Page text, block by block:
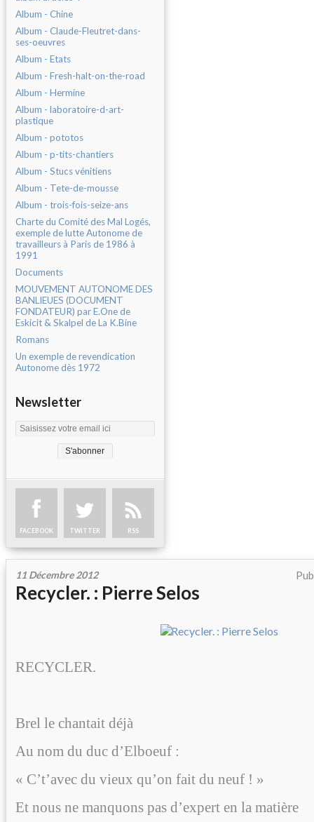
Album - Chine
Album - Claude-Fleutret-dans-
ses-oeuvres
Album - Etats
Album - Fresh-halt-on-the-road
Album - Hermine
Album - laboratoire-d-art-
plastique
Album - pototos
Album - p-tits-chantiers
Album - Stucs vénitiens
Album - Tete-de-mousse
Album - trois-fois-seize-ans
Charte du Comité des Mal Logés,
exemple de lutte Autonome de
travailleurs à Paris de 1986 à
1991
Documents
MOUVEMENT AUTONOME DES
BANLIEUES (DOCUMENT
FONDATEUR) par E.One de
Eskicit & Skalpel de La K.Bine
Romans
Un exemple de revendication
Autonome dès 1972
Newsletter
FACEBOOK TWITTER RSS
11 Décembre 2012
Recycler. : Pierre Selos
RECYCLER.
Brel le chantait déjà
Au nom du duc d’Elboeuf :
« C’t’avec du vieux qu’on fait du neuf ! »
Et nous ne manquons pas d’expert en la matière